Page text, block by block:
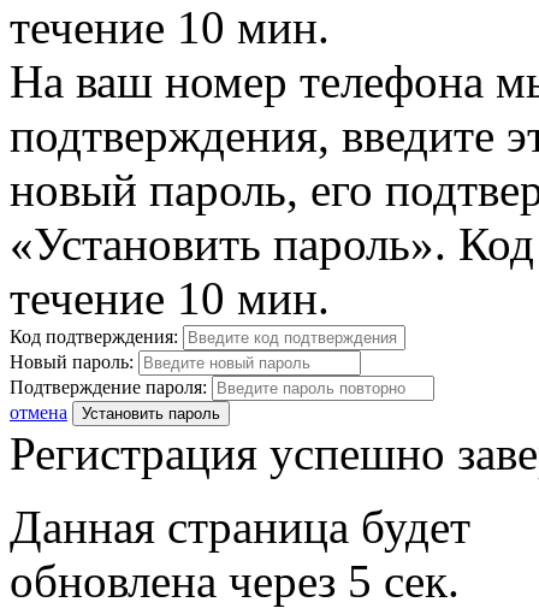
течение 10 мин.
На ваш номер телефона
подтверждения, введите
новый пароль, его
«Установить пароль».
течение 10 мин.
Код подтверждения:
Новый пароль:
Подтверждение пароля:
отмена
Установить пароль
Регистрация успешно
Данная страница будет
обновлена через 5 сек.